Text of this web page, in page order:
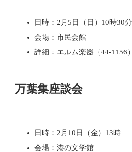
日時：2月5日（日）10時30分
会場：市民会館
詳細：エルム楽器（44-1156）
万葉集座談会
日時：2月10日（金）13時
会場：港の文学館